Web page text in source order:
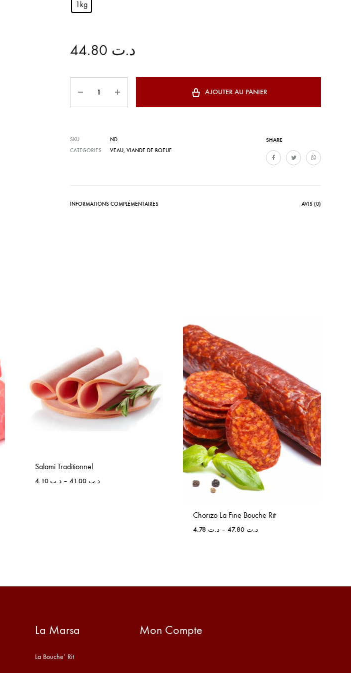
1kg
د.ت
AJOUTER AU PANIER
SHARE
SKU
ND
CATEGORIES
VEAU, VIANDE DE BOEUF
INFORMATIONS COMPLÉMENTAIRES AVIS (0)
Salami Traditionnel
د.ت 4.10 – د.ت
Chorizo La Fine Bouche Rit
د.ت – د.ت
La Marsa
La Bouche’ Rit
Mon Compte